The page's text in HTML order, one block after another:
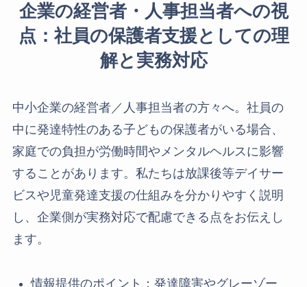
企業の経営者・人事担当者への視
点：社員の保護者支援としての理
解と実務対応
中小企業の経営者／人事担当者の方々へ。社員の
中に発達特性のある子どもの保護者がいる場合、
家庭での負担が労働時間やメンタルヘルスに影響
することがあります。私たちは放課後等デイサー
ビスや児童発達支援の仕組みを分かりやすく説明
し、企業側が実務対応で配慮できる点をお伝えし
ます。
情報提供のポイント：発達障害やグレーゾー